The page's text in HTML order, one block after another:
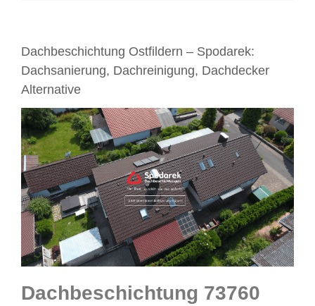
Dachbeschichtung Ostfildern – Spodarek:
Dachsanierung, Dachreinigung, Dachdecker
Alternative
Dachbeschichtung 73760